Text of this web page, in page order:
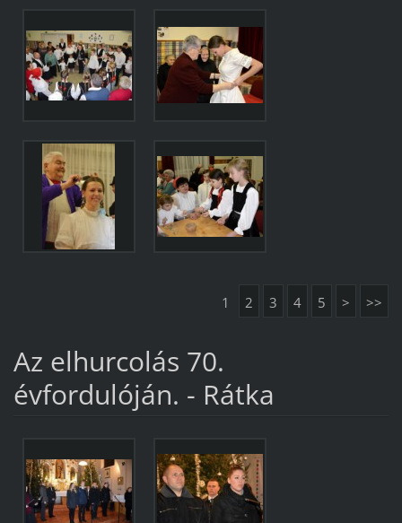
1 2 3 4 5 > >>
Az elhurcolás 70.
évfordulóján. - Rátka